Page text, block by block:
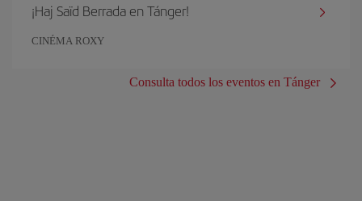
¡Haj Saïd Berrada en Tánger!
CINÉMA ROXY
Consulta todos los eventos en Tánger